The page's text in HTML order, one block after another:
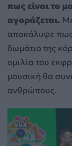
πως είναι το
αγοράζεται.
αποκάλυψε πως
δωμάτιο της
ομιλία του
μουσική θα
ανθρώπους.